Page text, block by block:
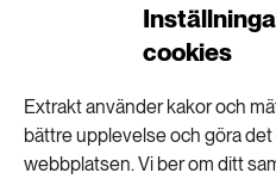
cookies
Extrakt använder kakor och
bättre upplevelse och göra
webbplatsen. Vi ber om ditt
− Jag förstår att det kan
överflyttningen till sjöfart
miljön för det stämmer